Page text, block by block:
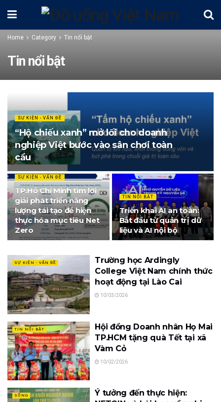
Home Category Tin nổi bật
Tin nổi bật
SỰ KIỆN - VẤN ĐỀ
“Hộ chiếu xanh” mở lối cho doanh
nghiệp Việt bước vào sân chơi toàn
cầu
SỰ KIỆN - VẤN ĐỀ
TP.Hồ Chí Minh tìm lời
giải phát triển năng
lượng tái tạo để hiện
thực hóa mục tiêu Net
Zero
TIN NỔI BẬT
Triển khai AI an toàn:
Bắt đầu từ quản trị dữ
liệu và AI nội bộ
SỰ KIỆN - VẤN ĐỀ
Trường học Ardingly
College Việt Nam chính thức
hoạt động tại Lào Cai
10/03/2026
TIN NỔI BẬT
Hội đồng Doanh nhân Họ Mai
TP.HCM tặng quà Tết tại xã
Vàm Cỏ
10/02/2026
SỐNG
Ý tưởng đến thực hiện: